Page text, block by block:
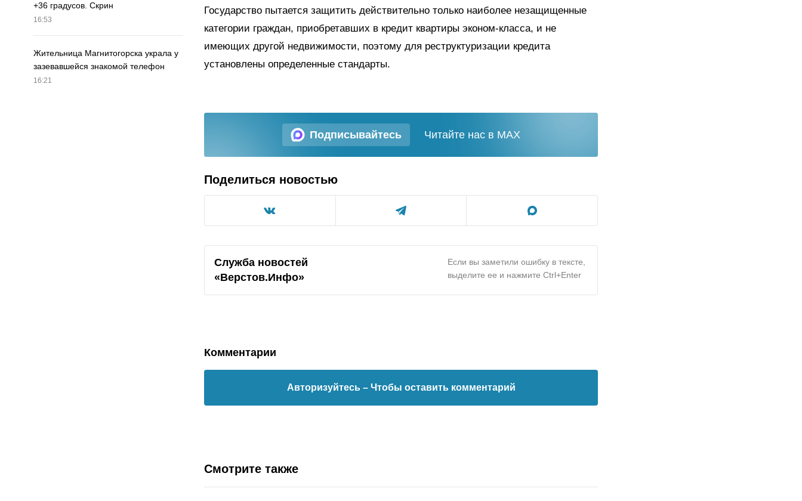
+36 градусов. Скрин
16:53
Жительница Магнитогорска украла у
зазевавшейся знакомой телефон
16:21
Государство пытается защитить действительно только наиболее незащищенные
категории граждан, приобретавших в кредит квартиры эконом-класса, и не
имеющих другой недвижимости, поэтому для реструктуризации кредита
установлены определенные стандарты.
Подписывайтесь Читайте нас в MAX
Поделиться новостью
Служба новостей
«Верстов.Инфо»
Если вы заметили ошибку в тексте,
выделите ее и нажмите Ctrl+Enter
Комментарии
Авторизуйтесь – Чтобы оставить комментарий
Смотрите также